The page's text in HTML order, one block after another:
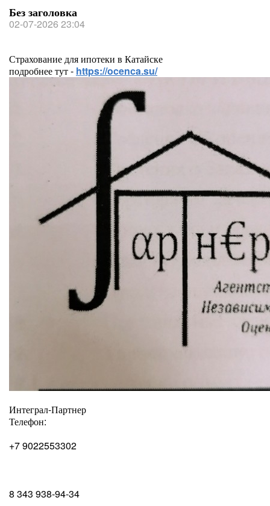
Без заголовка
02-07-2026 23:04
Страхование для ипотеки в Катайске
подробнее тут - https://ocenca.su/
Интеграл-Партнер
Телефон:
+7 9022553302
8 343 938-94-34